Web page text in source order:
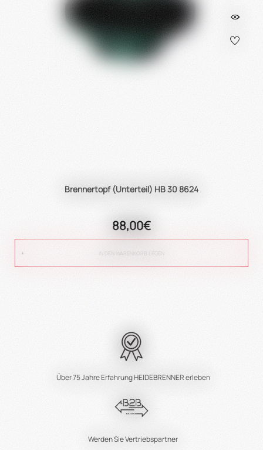
Brennertopf (Unterteil) HB 30 8624
88,00€
IN DEN WARENKORB LEGEN
Über 75 Jahre Erfahrung HEIDEBRENNER erleben
Werden Sie Vertriebspartner